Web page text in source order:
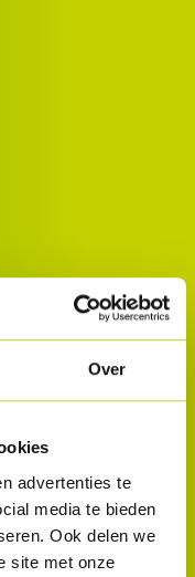
Over
advertenties te
media te bieden
Ook delen we
site met onze